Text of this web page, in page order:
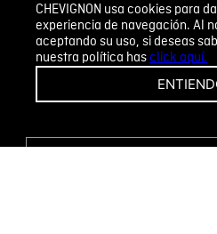
CHEVIGNON usa cookies para
experiencia de navegación. Al
aceptando su uso, si deseas
nuestra política hasclick aquí.
PETICIONES,
¡CAMBIOS Y